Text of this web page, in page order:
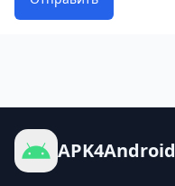
APK4Android